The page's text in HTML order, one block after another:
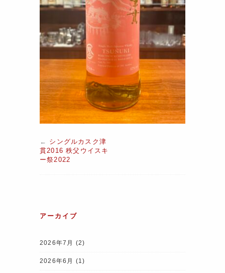
← シングルカスク津
貫2016 秩父ウイスキ
ー祭2022
アーカイブ
2026年7月 (2)
2026年6月 (1)